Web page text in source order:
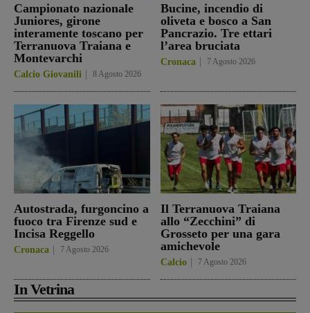
Campionato nazionale
Juniores, girone
interamente toscano per
Terranuova Traiana e
Montevarchi
Calcio Giovanili 8 Agosto 2026
Bucine, incendio di
oliveta e bosco a San
Pancrazio. Tre ettari
l’area bruciata
Cronaca 7 Agosto 2026
Autostrada, furgoncino a
fuoco tra Firenze sud e
Incisa Reggello
Cronaca 7 Agosto 2026
Il Terranuova Traiana
allo “Zecchini” di
Grosseto per una gara
amichevole
Calcio 7 Agosto 2026
In Vetrina